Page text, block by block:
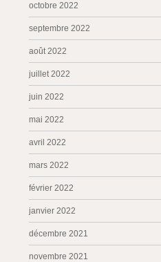
octobre 2022
septembre 2022
août 2022
juillet 2022
juin 2022
mai 2022
avril 2022
mars 2022
février 2022
janvier 2022
décembre 2021
novembre 2021